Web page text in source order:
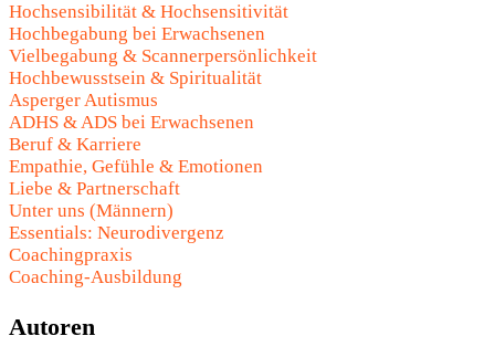
Hochsensibilität & Hochsensitivität
Hochbegabung bei Erwachsenen
Vielbegabung & Scannerpersönlichkeit
Hochbewusstsein & Spiritualität
Asperger Autismus
ADHS & ADS bei Erwachsenen
Beruf & Karriere
Empathie, Gefühle & Emotionen
Liebe & Partnerschaft
Unter uns (Männern)
Essentials: Neurodivergenz
Coachingpraxis
Coaching-Ausbildung
Autoren